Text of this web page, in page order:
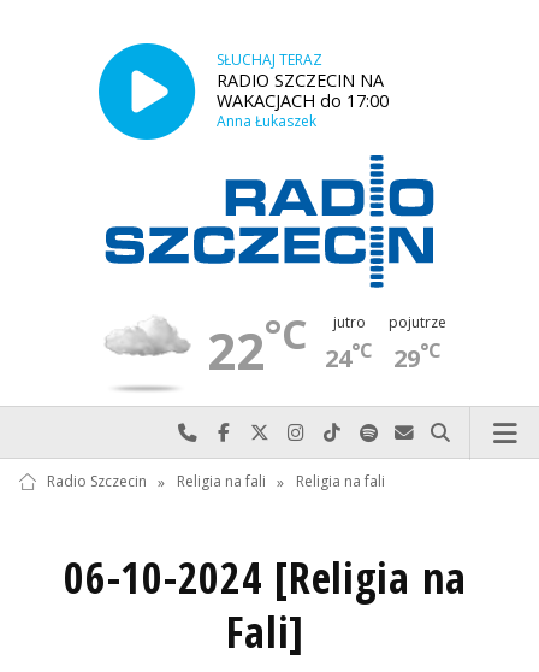
SŁUCHAJ TERAZ
RADIO SZCZECIN NA
WAKACJACH do 17:00
Anna Łukaszek
22°C jutro
24°C
pojutrze
29°C
Najlepiej po prostu do nas zadzwoń
Odwiedź nas na Facebook-u
Odwiedź nas na X
Odwiedź nas na Instagram-ie
Odwiedź nas na TikTok-u
Szukaj nas na Spotify
Wyślij do nas
Szukaj
Radio Szczecin » Religia na fali » Religia na fali
06-10-2024 [Religia na
Fali]